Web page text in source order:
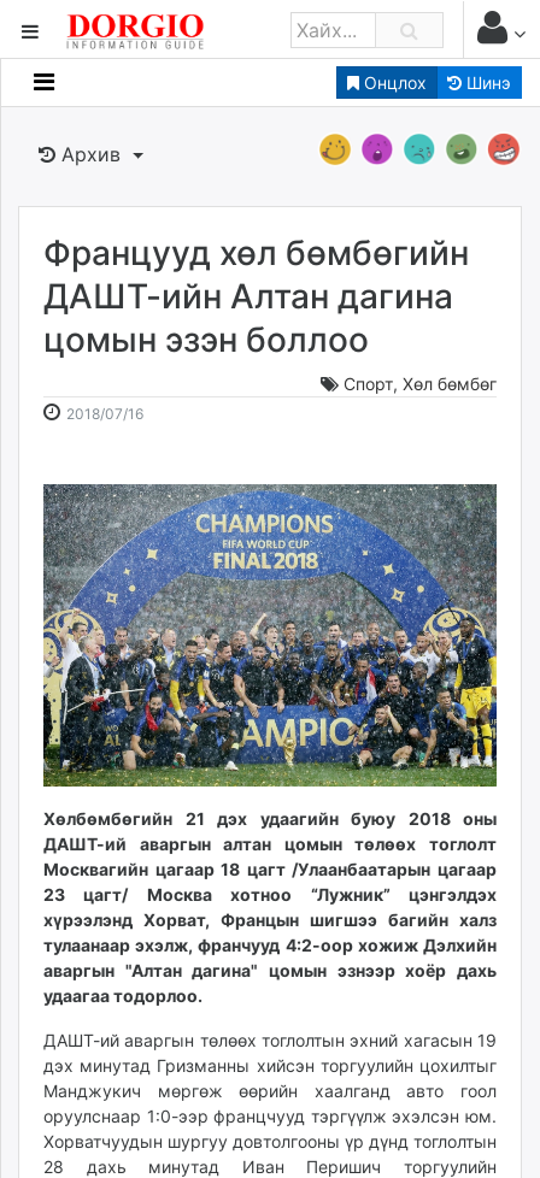
Онцлох Шинэ
Мэдээллийн
Банк санхүү
Бизнес ААН
Төрийн
Нийслэлийн
dorgio.mn
caak.mn
Baabar.mn
tovch.mn
ikon.mn
mnb.mn
Livetv.mn
Eguur.mn
24tsag.mn
shuud.mn
eagle.mn
ergelt.mn
today.mn
zuv.mn
mminfo.mn
ugluu.mn
urlag.mn
unen.mn
asu.mn
shudarga.mn
shuurhai.mn
unuudur.mn
isee.mn
mglradio.com
Архив
Францууд хөл бөмбөгийн
ДАШТ-ийн Алтан дагина
цомын эзэн боллоо
Спорт, Хөл бөмбөг
2018/07/162018-
09:27:53
2026-
06:09:42
Хөлбөмбөгийн 21 дэх удаагийн буюу 2018 оны
ДАШТ-ий аваргын алтан цомын төлөөх тоглолт
Москвагийн цагаар 18 цагт /Улаанбаатарын цагаар
23 цагт/ Москва хотноо “Лужник” цэнгэлдэх
хүрээлэнд Хорват, Францын шигшээ багийн халз
тулаанаар эхэлж, франчууд 4:2-оор хожиж Дэлхийн
аваргын "Алтан дагина" цомын эзнээр хоёр дахь
удаагаа тодорлоо.
ДАШТ-ий аваргын төлөөх тоглолтын эхний хагасын 19
дэх минутад Гризманны хийсэн торгуулийн цохилтыг
Манджукич мөргөж өөрийн хаалганд авто гоол
оруулснаар 1:0-ээр францчууд тэргүүлж эхэлсэн юм.
Хорватчуудын шургуу довтолгооны үр дүнд тоглолтын
28 дахь минутад Иван Перишич торгуулийн